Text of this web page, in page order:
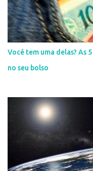
Você tem uma delas? As
no seu bolso